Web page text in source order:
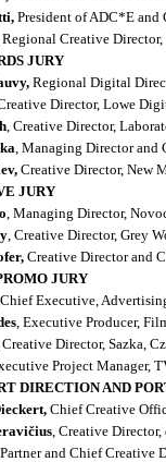
President of ADC*E and
Regional Creative
JURY
Regional Digital
Director, Lowe
, Creative Director,
, Managing Director
Creative Director, New
JURY
, Managing Director,
, Creative Director, Grey
Creative Director and
JURY
, Chief Executive,
, Executive Producer,
Creative Director, Sazka,
Project Manager,
DIRECTION AND
Chief Creative
, Creative Director,
Partner and Chief Creative